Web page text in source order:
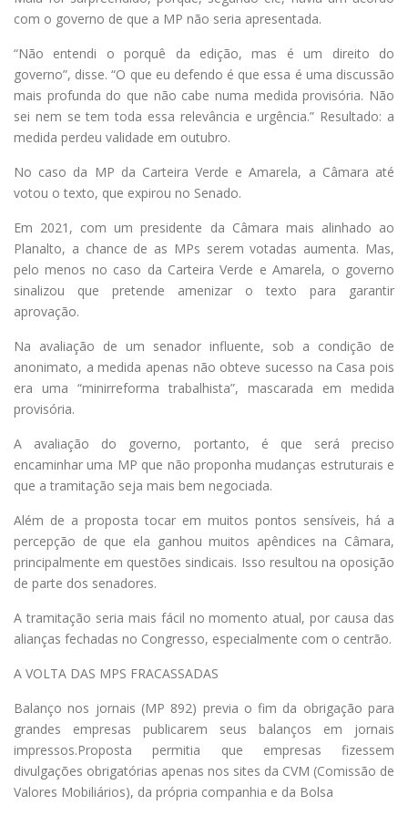
com o governo de que a MP não seria apresentada.
“Não entendi o porquê da edição, mas é um direito do
governo”, disse. “O que eu defendo é que essa é uma discussão
mais profunda do que não cabe numa medida provisória. Não
sei nem se tem toda essa relevância e urgência.” Resultado: a
medida perdeu validade em outubro.
No caso da MP da Carteira Verde e Amarela, a Câmara até
votou o texto, que expirou no Senado.
Em 2021, com um presidente da Câmara mais alinhado ao
Planalto, a chance de as MPs serem votadas aumenta. Mas,
pelo menos no caso da Carteira Verde e Amarela, o governo
sinalizou que pretende amenizar o texto para garantir
aprovação.
Na avaliação de um senador influente, sob a condição de
anonimato, a medida apenas não obteve sucesso na Casa pois
era uma “minirreforma trabalhista”, mascarada em medida
provisória.
A avaliação do governo, portanto, é que será preciso
encaminhar uma MP que não proponha mudanças estruturais e
que a tramitação seja mais bem negociada.
Além de a proposta tocar em muitos pontos sensíveis, há a
percepção de que ela ganhou muitos apêndices na Câmara,
principalmente em questões sindicais. Isso resultou na oposição
de parte dos senadores.
A tramitação seria mais fácil no momento atual, por causa das
alianças fechadas no Congresso, especialmente com o centrão.
A VOLTA DAS MPS FRACASSADAS
Balanço nos jornais (MP 892) previa o fim da obrigação para
grandes empresas publicarem seus balanços em jornais
impressos.Proposta permitia que empresas fizessem
divulgações obrigatórias apenas nos sites da CVM (Comissão de
Valores Mobiliários), da própria companhia e da Bolsa